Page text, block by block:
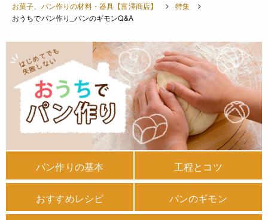
お菓子、パン作りの材料・器具【富澤商店】
特集
おうちでパン作り_パンのギモンQ&A
パン作りの基本 工程とコツ
おすすめレシピ パンのギモン